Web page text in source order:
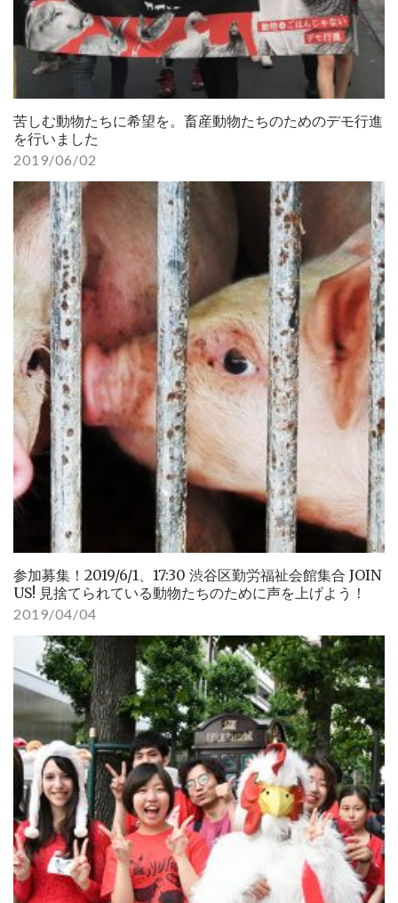
苦しむ動物たちに希望を。畜産動物たちのためのデモ行進
を行いました
2019/06/02
参加募集！2019/6/1、17:30 渋谷区勤労福祉会館集合 JOIN
US! 見捨てられている動物たちのために声を上げよう！
2019/04/04